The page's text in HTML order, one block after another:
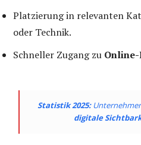
Platzierung in relevanten
oder Technik.
Schneller Zugang zu
Statistik 2025:
digitale